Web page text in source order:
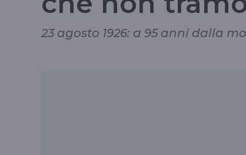
23 agosto 1926: a 95 anni dalla